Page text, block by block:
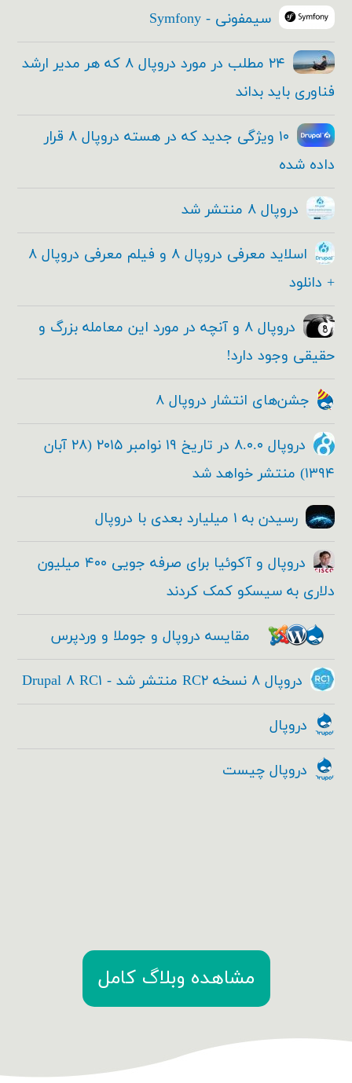
سیمفونی - Symfony
۲۴ مطلب در مورد دروپال ۸ که هر مدیر ارشد
فناوری باید بداند
۱۰ ویژگی جدید که در هسته دروپال ۸ قرار
داده شده
دروپال ۸ منتشر شد
اسلاید معرفی دروپال ۸ و فیلم معرفی دروپال ۸
+ دانلود
دروپال ۸ و آنچه در مورد این معامله بزرگ و
حقیقی وجود دارد!
جشن‌های انتشار دروپال ۸
دروپال ۸.۰.۰ در تاریخ ۱۹ نوامبر ۲۰۱۵ (۲۸ آبان
۱۳۹۴) منتشر خواهد شد
رسیدن به ۱ میلیارد بعدی با دروپال
دروپال و آکوئیا برای صرفه جویی ۴۰۰ میلیون
دلاری به سیسکو کمک کردند
مقایسه دروپال و جوملا و وردپرس
دروپال ۸ نسخه RC۲ منتشر شد - Drupal ۸ RC۱
دروپال
دروپال چیست
مشاهده وبلاگ کامل